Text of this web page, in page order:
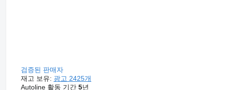
검증된 판매자
재고 보유: 광고 2425개
Autoline 활동 기간 5년